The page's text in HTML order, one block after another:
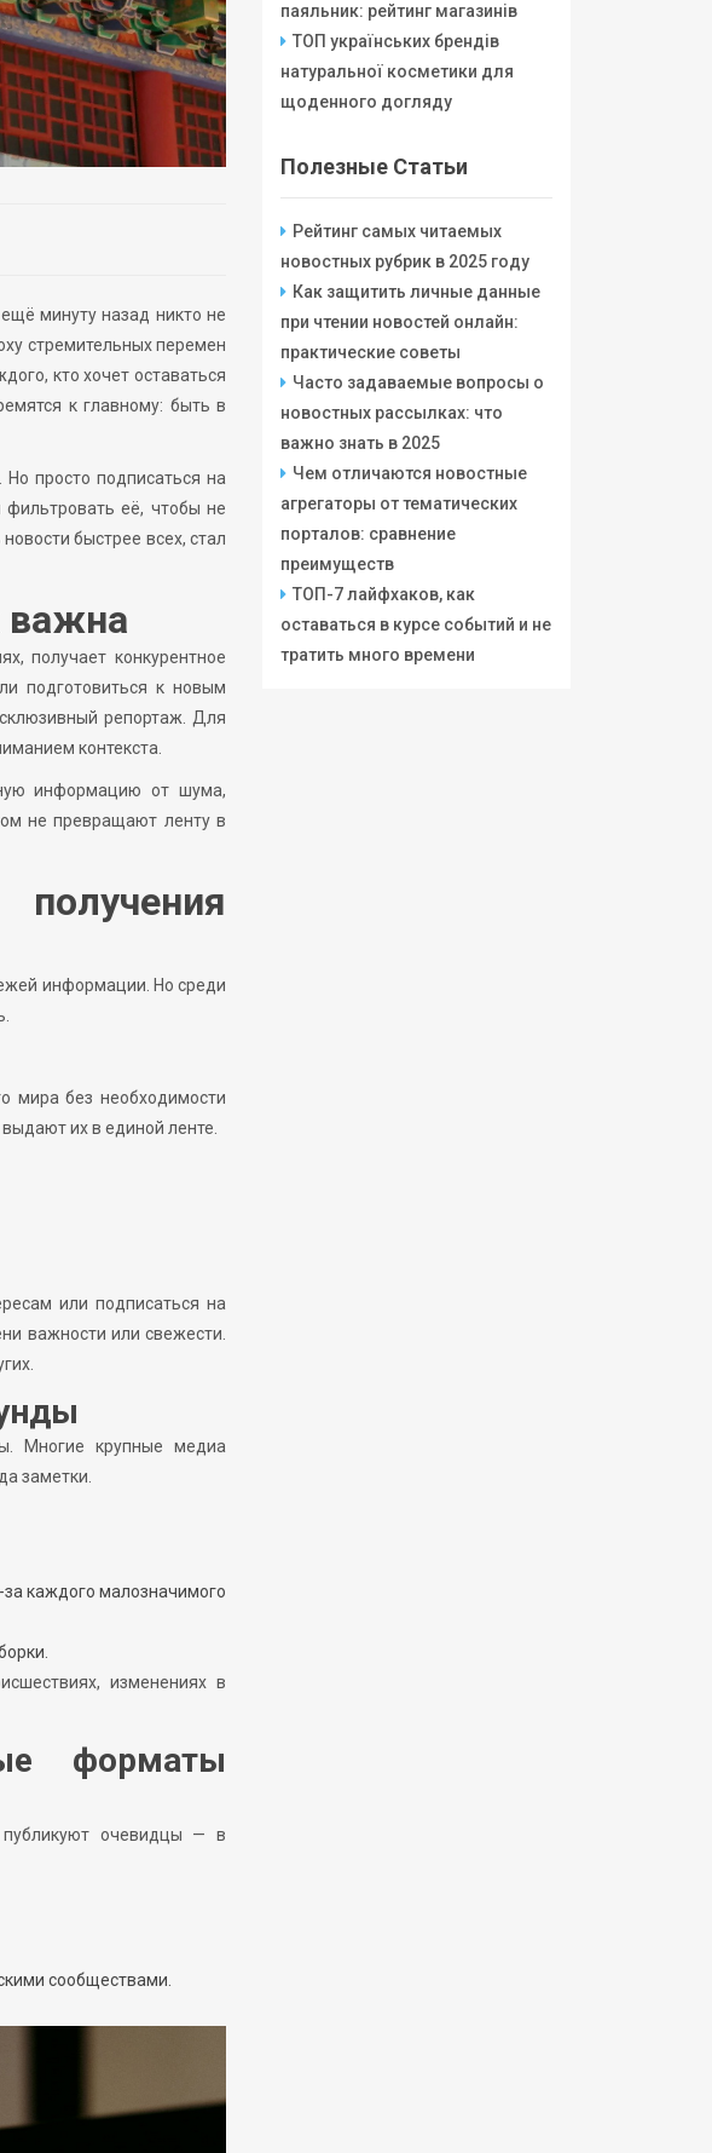
минуту назад никто не
стремительных перемен
кто хочет оставаться
к главному: быть в
просто подписаться на
её, чтобы не
быстрее всех, стал
важна
получает конкурентное
подготовиться к новым
репортаж. Для
контекста.
информацию от шума,
не превращают ленту в
информации. Но среди
мира без необходимости
их в единой ленте.
или подписаться на
важности или свежести.
Многие крупные медиа
заметки.
за каждого малозначимого
изменениях в
форматы
очевидцы — в
сообществами.
паяльник: рейтинг магазинів
ТОП українських брендів
натуральної косметики для
щоденного догляду
Полезные Статьи
Рейтинг самых читаемых
новостных рубрик в 2025 году
Как защитить личные данные
при чтении новостей онлайн:
практические советы
Часто задаваемые вопросы о
новостных рассылках: что
важно знать в 2025
Чем отличаются новостные
агрегаторы от тематических
порталов: сравнение
преимуществ
ТОП-7 лайфхаков, как
оставаться в курсе событий и не
тратить много времени